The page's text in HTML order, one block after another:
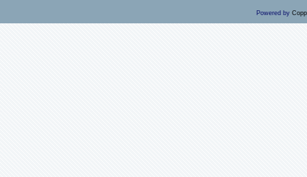
Powered by